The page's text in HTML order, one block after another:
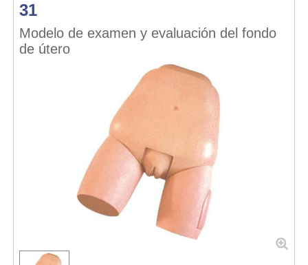
31
Modelo de examen y evaluación del fondo
de útero